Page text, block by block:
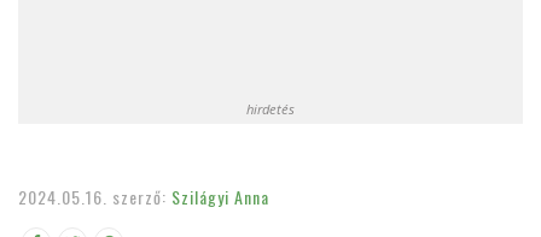
hirdetés
2024.05.16. szerző: Szilágyi Anna